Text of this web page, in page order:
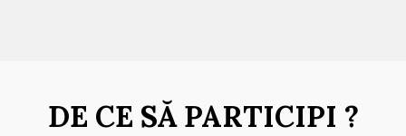
DE CE SĂ PARTICIPI ?